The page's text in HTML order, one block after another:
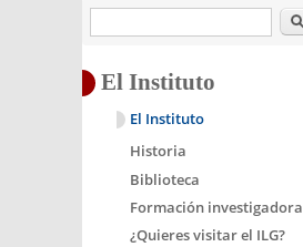
El Instituto
El Instituto
Historia
Biblioteca
Formación investigadora
¿Quieres visitar el ILG?